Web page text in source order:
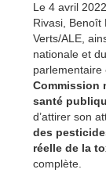
Le 4 avril
Rivasi, Benoît
Verts/ALE,
nationale et
parlementaire
Commission
santé
d’attirer son
des
réelle de la
complète.